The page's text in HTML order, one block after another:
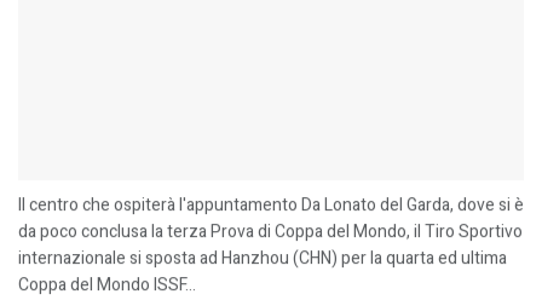
Il centro che ospiterà l'appuntamento Da Lonato del Garda, dove si è
da poco conclusa la terza Prova di Coppa del Mondo, il Tiro Sportivo
internazionale si sposta ad Hanzhou (CHN) per la quarta ed ultima
Coppa del Mondo ISSF...